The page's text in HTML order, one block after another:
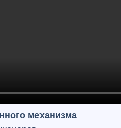
механизма